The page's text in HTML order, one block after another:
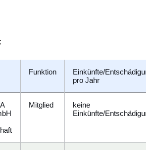
Funktion
Einkünfte/Entschädigung
pro Jahr
Mitglied
keine
Einkünfte/Entschädigung